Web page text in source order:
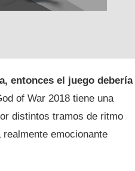
entonces el juego debería
of War 2018 tiene una
distintos tramos de ritmo
emocionante